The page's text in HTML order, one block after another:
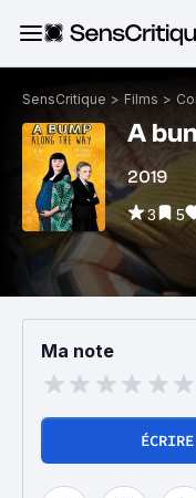
SensCritique > Films >
A
2019
3 5
Ma note